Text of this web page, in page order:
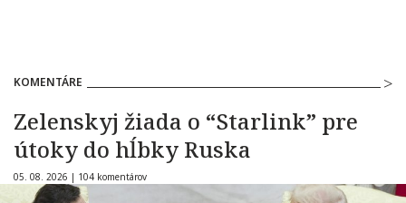
KOMENTÁRE
Zelenskyj žiada o “Starlink” pre
útoky do hĺbky Ruska
05. 08. 2026 | 104 komentárov